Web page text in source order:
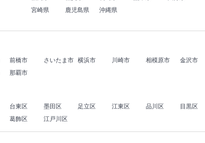
宮崎県
鹿児島県 沖縄県
前橋市 さいたま市 横浜市 川崎市 相模原市 金沢市
那覇市
台東区 墨田区 足立区 江東区 品川区 目黒区
葛飾区 江戸川区